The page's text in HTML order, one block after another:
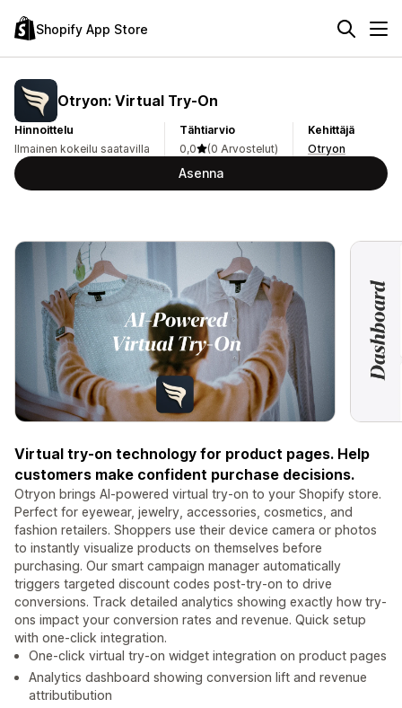
Shopify App Store
Otryon: Virtual Try‑On
Hinnoittelu
Ilmainen kokeilu saatavilla
Tähtiarvio
0,0
(0 Arvostelut)
Kehittäjä
Otryon
Asenna
Virtual try-on technology for product pages. Help
customers make confident purchase decisions.
Otryon brings AI-powered virtual try-on to your Shopify store.
Perfect for eyewear, jewelry, accessories, cosmetics, and
fashion retailers. Shoppers use their device camera or photos
to instantly visualize products on themselves before
purchasing. Our smart campaign manager automatically
triggers targeted discount codes post-try-on to drive
conversions. Track detailed analytics showing exactly how try-
ons impact your conversion rates and revenue. Quick setup
with one-click integration.
One-click virtual try-on widget integration on product pages
Analytics dashboard showing conversion lift and revenue
attributibution